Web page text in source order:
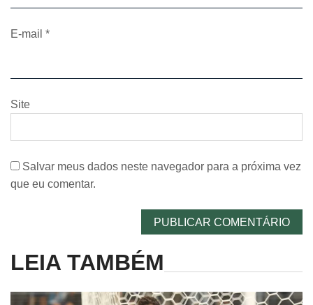
E-mail *
Site
Salvar meus dados neste navegador para a próxima vez
que eu comentar.
LEIA TAMBÉM